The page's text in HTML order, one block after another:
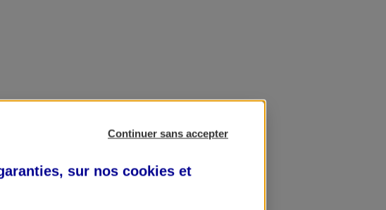
Continuer sans accepter
sur nos cookies et